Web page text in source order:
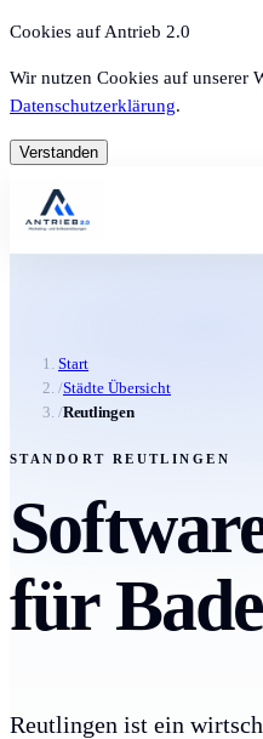
Cookies auf Antrieb 2.0
Wir nutzen Cookies auf unserer
Datenschutzerklärung.
Verstanden
Start
/Städte Übersicht
/Reutlingen
STANDORT REUTLINGEN
für
Reutlingen ist ein